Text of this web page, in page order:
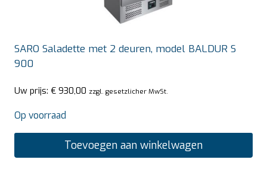
SARO Saladette met 2 deuren, model BALDUR S
900
Uw prijs: € 930,00 zzgl. gesetzlicher MwSt.
Op voorraad
Toevoegen aan winkelwagen